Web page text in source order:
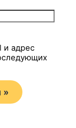
и адрес